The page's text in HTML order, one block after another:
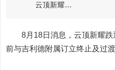
云顶新耀…
8月18日消息，云顶新耀跌
前与吉利德附属订立终止及过渡